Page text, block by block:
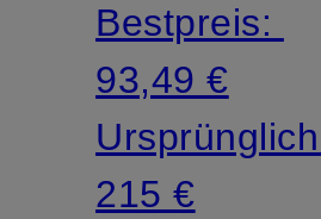
Bestpreis:
93,49 €
215 €